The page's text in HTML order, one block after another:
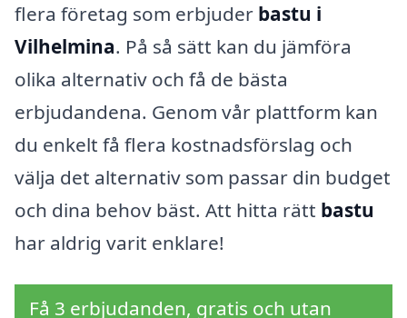
flera företag som erbjuder bastu i
Vilhelmina. På så sätt kan du jämföra
olika alternativ och få de bästa
erbjudandena. Genom vår plattform kan
du enkelt få flera kostnadsförslag och
välja det alternativ som passar din budget
och dina behov bäst. Att hitta rätt bastu
har aldrig varit enklare!
Få 3 erbjudanden, gratis och utan